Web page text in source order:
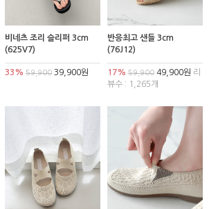
비네츠 조리 슬리퍼 3cm
(625V7)
33% 59,900 39,900원
반응최고 샌들 3cm
(76J12)
17% 59,90049,900원 리
뷰수 : 1,265개